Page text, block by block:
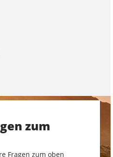
zum
Fragen zum oben